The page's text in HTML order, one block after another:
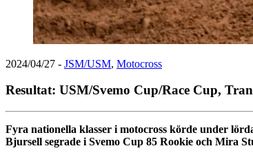
2024/04/27 - JSM/USM, Motocross
Resultat: USM/Svemo Cup/Race Cup,
Fyra nationella klasser i motocross körde under
Bjursell segrade i Svemo Cup 85 Rookie och Mira